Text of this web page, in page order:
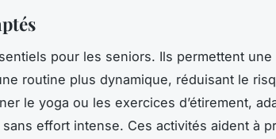
pour les seniors. Ils permettent une
routine plus dynamique, réduisant le
le yoga ou les exercices d’étirement,
effort intense. Ces activités aident à